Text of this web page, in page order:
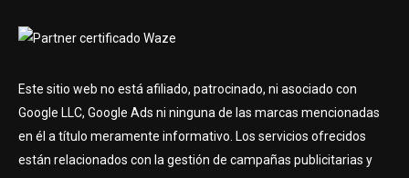
Este sitio web no está afiliado, patrocinado, ni asociado con
Google LLC, Google Ads ni ninguna de las marcas mencionadas
en él a título meramente informativo. Los servicios ofrecidos
están relacionados con la gestión de campañas publicitarias y